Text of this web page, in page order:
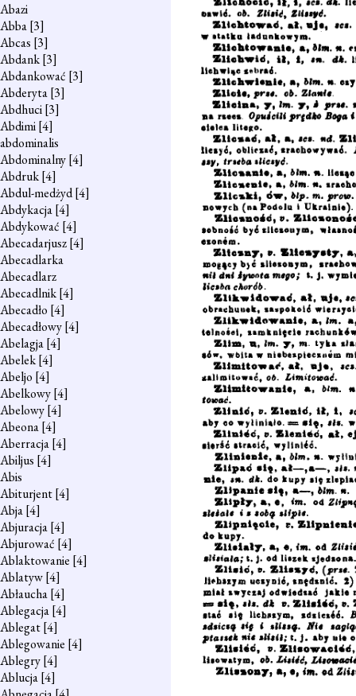
Abazi
Abba[3]
Abcas [3]
Abdank[3]
Abdankować [3]
Abderyta[3]
Abdhuci[3]
Abdimi[4]
abdominalis
Abdominalny[4]
Abdruk[4]
Abdul-medżyd[4]
Abdykacja[4]
Abdykować [4]
Abecadarjusz[4]
Abecadlarka
Abecadlarz
Abecadlnik[4]
Abecadło [4]
Abecadłowy[4]
Abelagja[4]
Abelek[4]
Abeljo [4]
Abelkowy[4]
Abelowy[4]
Abeona[4]
Aberracja[4]
Abiljus [4]
Abis
Abiturjent[4]
Abja[4]
Abjuracja[4]
Abjurować [4]
Ablaktowanie [4]
Ablatyw[4]
Abłaucha[4]
Ablegacja[4]
Ablegat[4]
Ablegowanie [4]
Ablegry[4]
Ablucja[4]